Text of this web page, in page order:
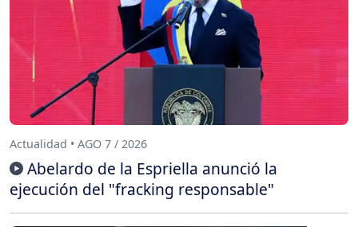
Actualidad • AGO 7 / 2026
Abelardo de la Espriella anunció la
ejecución del "fracking responsable"